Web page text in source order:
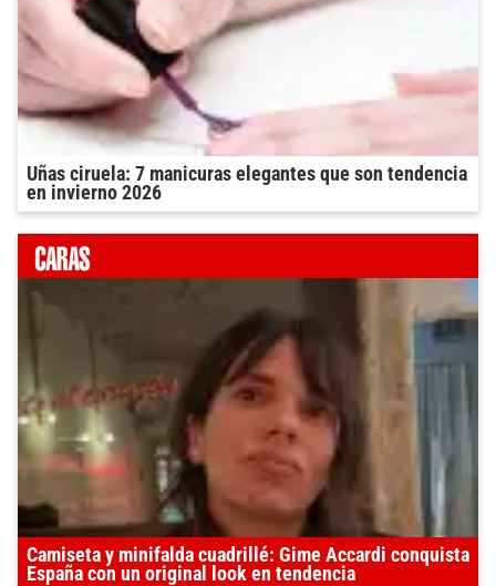
Uñas ciruela: 7 manicuras elegantes que son tendencia
en invierno 2026
Camiseta y minifalda cuadrillé: Gime Accardi conquista
España con un original look en tendencia